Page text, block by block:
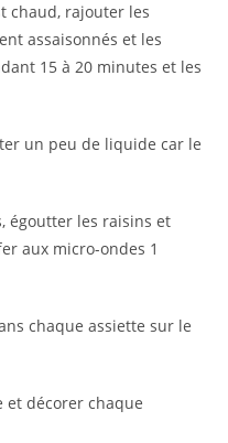
chaud, rajouter les
assaisonnés et les
15 à 20 minutes et les
un peu de liquide car le
égoutter les raisins et
aux micro-ondes 1
chaque assiette sur le
et décorer chaque